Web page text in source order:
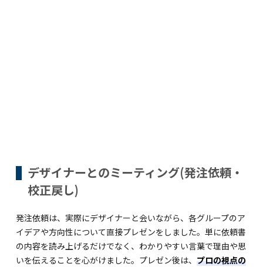
デザイナーとのミーティング(発注依頼・
校正戻し)
発注依頼は、実際にデザイナーと会いながら、各グループのア
イデアや方向性について直接プレゼンをしました。単に依頼書
の内容を読み上げるだけでなく、わかりやすい言葉で理由や思
いを伝えることを心がけました。プレゼン後は、 プロの視点の